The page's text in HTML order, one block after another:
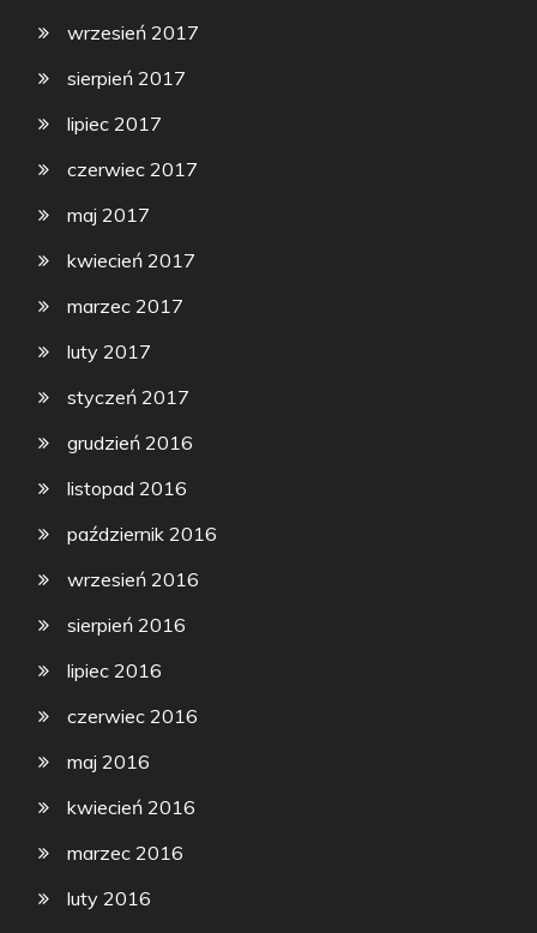
wrzesień 2017
sierpień 2017
lipiec 2017
czerwiec 2017
maj 2017
kwiecień 2017
marzec 2017
luty 2017
styczeń 2017
grudzień 2016
listopad 2016
październik 2016
wrzesień 2016
sierpień 2016
lipiec 2016
czerwiec 2016
maj 2016
kwiecień 2016
marzec 2016
luty 2016